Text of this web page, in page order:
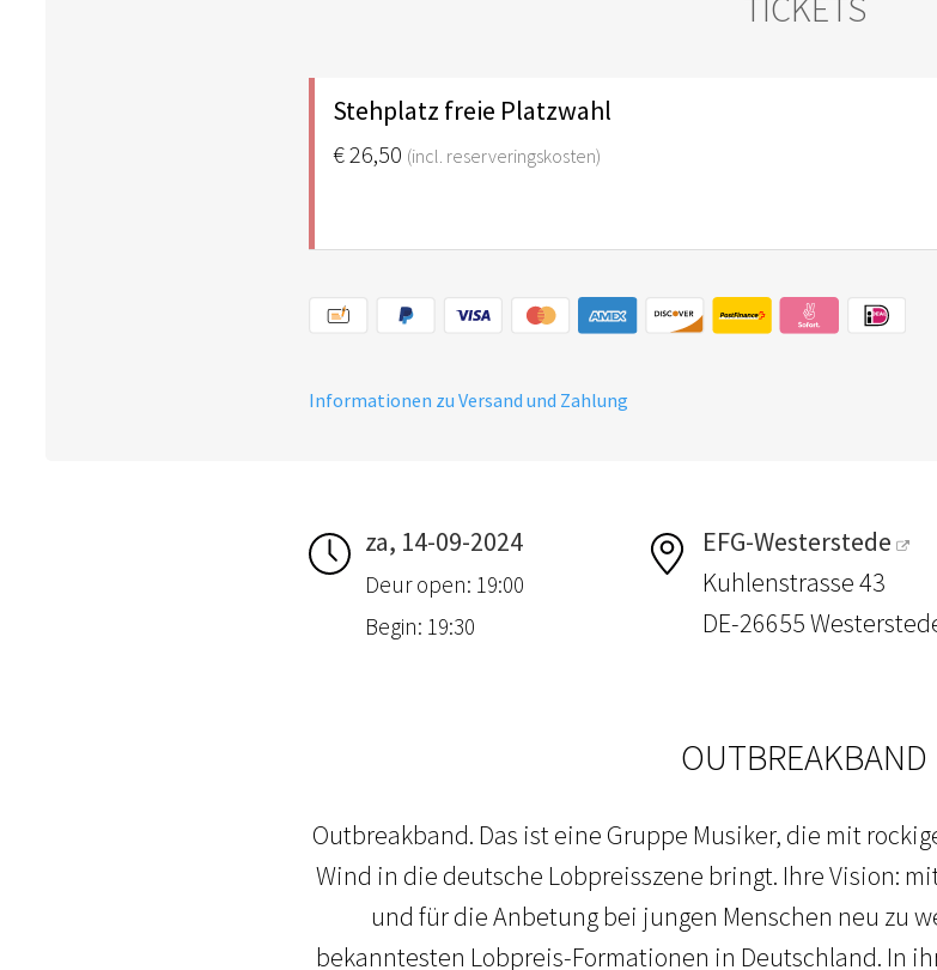
Stehplatz freie Platzwahl
€ 26,50 (incl. reserveringskosten)
Informationen zu Versand und Zahlung
za, 14-09-2024
Deur open: 19:00
Begin: 19:30
EFG-Westerstede
Kuhlenstrasse 43
DE-26655
OUTBREAKBAND
Outbreakband. Das ist eine Gruppe Musiker, die mit
Wind in die deutsche Lobpreisszene bringt. Ihre Vision:
und für die Anbetung bei jungen Menschen neu zu
bekanntesten Lobpreis-Formationen in Deutschland. In